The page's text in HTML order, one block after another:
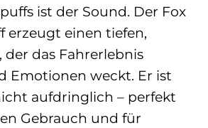
ist der Sound. Der Fox
erzeugt einen tiefen,
der das Fahrerlebnis
Emotionen weckt. Er ist
aufdringlich – perfekt
Gebrauch und für